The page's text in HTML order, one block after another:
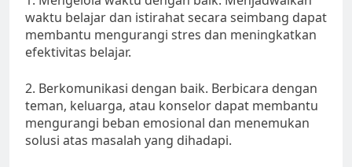
waktu belajar dan istirahat secara seimbang dapat
membantu mengurangi stres dan meningkatkan
efektivitas belajar.
2. Berkomunikasi dengan baik. Berbicara dengan
teman, keluarga, atau konselor dapat membantu
mengurangi beban emosional dan menemukan
solusi atas masalah yang dihadapi.